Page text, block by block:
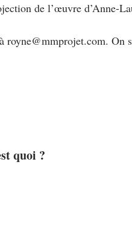
de l’œuvre d’Anne-
royne@mmprojet.com. On
quoi ?